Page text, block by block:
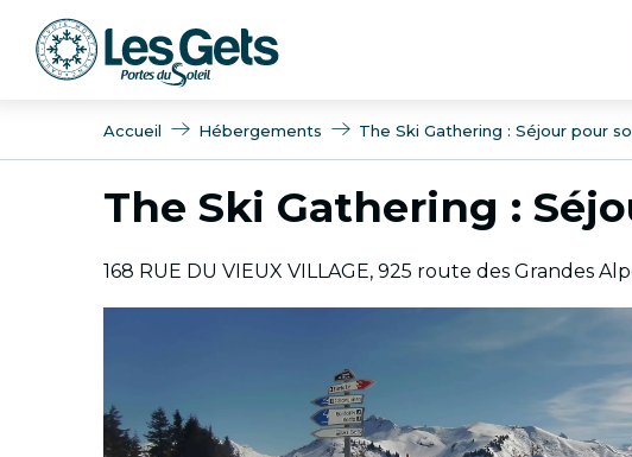
contenu
Accueil Hébergements The Ski Gathering : Séjour pour
The Ski Gathering :
168 RUE DU VIEUX VILLAGE, 925 route des Grandes